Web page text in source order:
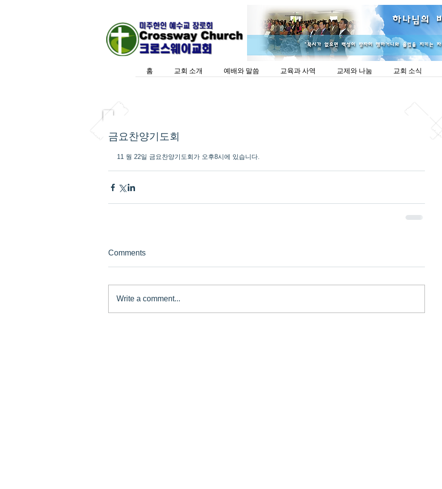
홈 교회 소개 예배와 말씀 교육과 사역 교제와 나눔 교회 소식
금요찬양기도회
11 웡 22일 금요찬양기도회가 오후8시에 있습니다.
Comments
Write a comment...